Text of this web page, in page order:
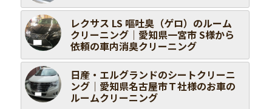
レクサス LS 嘔吐臭（ゲロ）のルーム
クリーニング｜愛知県一宮市 S様から
依頼の車内消臭クリーニング
日産・エルグランドのシートクリーニ
ング｜愛知県名古屋市Ｔ社様のお車の
ルームクリーニング